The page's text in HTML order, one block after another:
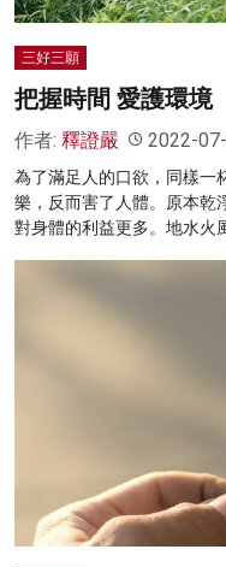
三好三願
把握時間 愛護環境
作者: 釋證嚴 2022-
為了滿足人的口欲，同樣一
樂，反而害了人體。原本乾
對身體的利益更多。地水火